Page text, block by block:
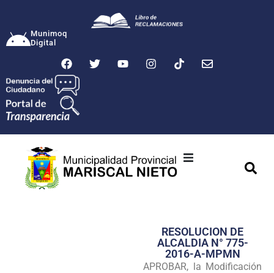
Munimoq
Digital
Transparencia
Seguridad
RESOLUCION DE
ALCALDIA N° 775-
2016-A-MPMN
APROBAR, la Modificación